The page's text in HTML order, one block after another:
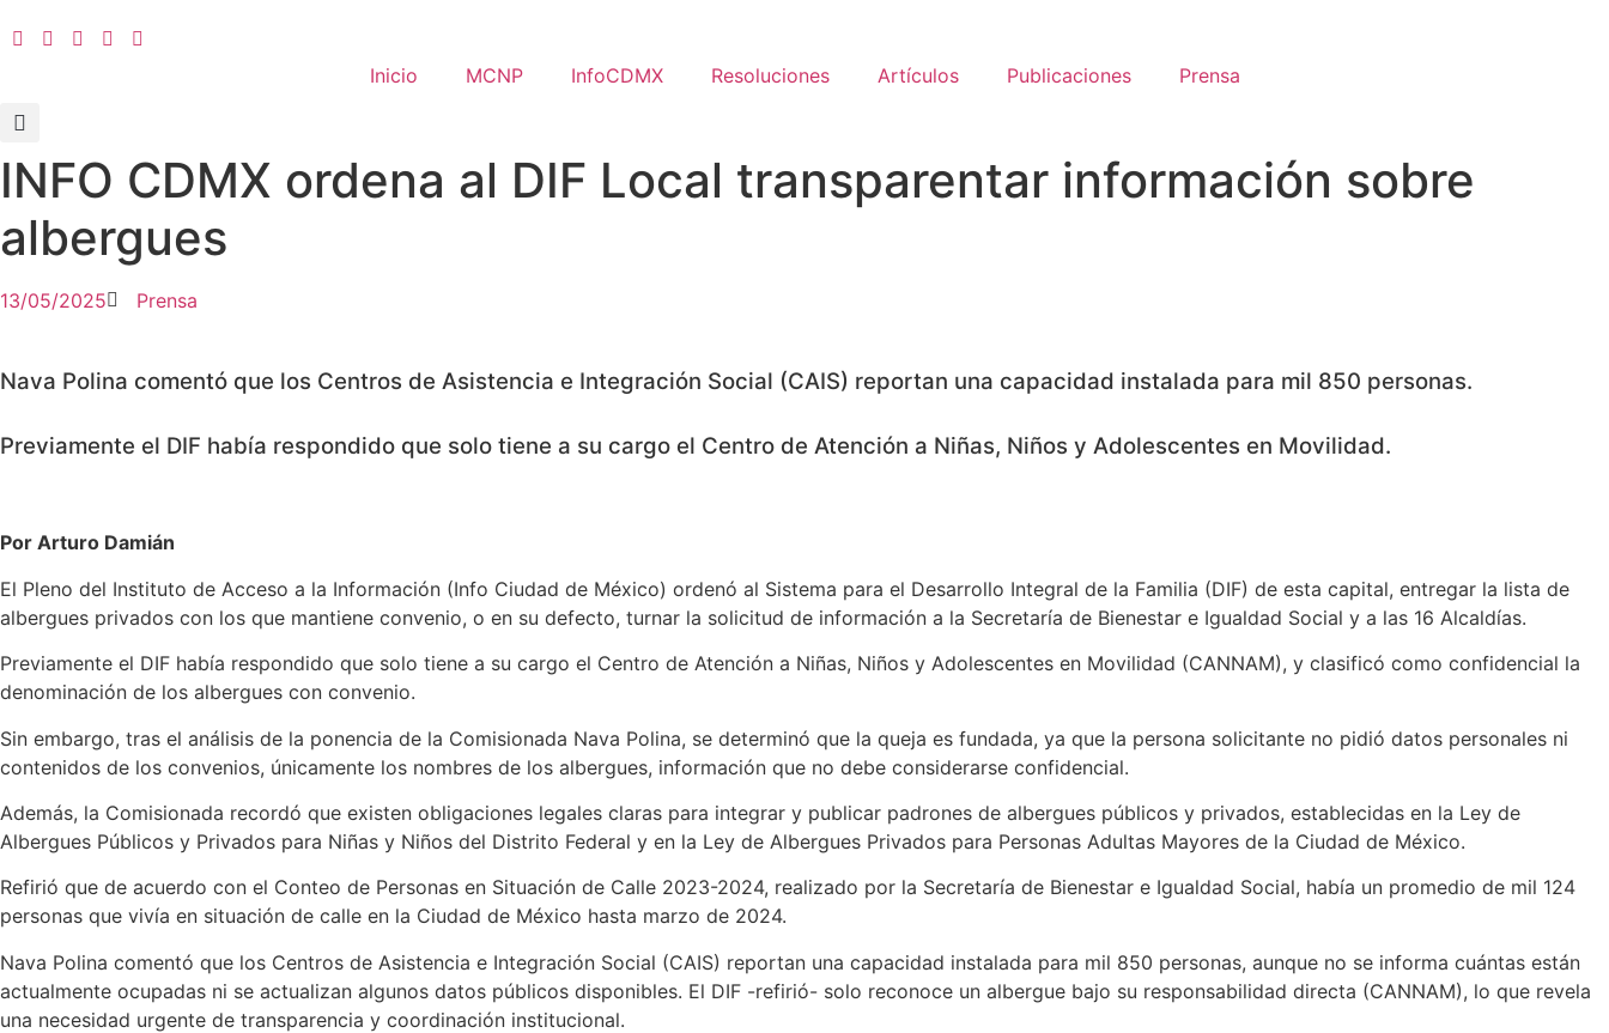
al
Inicio MCNP InfoCDMX Resoluciones Artículos Publicaciones Prensa
INFO CDMX ordena al DIF Local transparentar información sobre
albergues
13/05/2025 Prensa
Nava Polina comentó que los Centros de Asistencia e Integración Social (CAIS) reportan una capacidad instalada para mil 850 personas.
Previamente el DIF había respondido que solo tiene a su cargo el Centro de Atención a Niñas, Niños y Adolescentes en Movilidad.
Por Arturo Damián
El Pleno del Instituto de Acceso a la Información (Info Ciudad de México) ordenó al Sistema para el Desarrollo Integral de la Familia (DIF) de esta capital, entregar la lista de
albergues privados con los que mantiene convenio, o en su defecto, turnar la solicitud de información a la Secretaría de Bienestar e Igualdad Social y a las 16 Alcaldías.
Previamente el DIF había respondido que solo tiene a su cargo el Centro de Atención a Niñas, Niños y Adolescentes en Movilidad (CANNAM), y clasificó como confidencial la
denominación de los albergues con convenio.
Sin embargo, tras el análisis de la ponencia de la Comisionada Nava Polina, se determinó que la queja es fundada, ya que la persona solicitante no pidió datos personales ni
contenidos de los convenios, únicamente los nombres de los albergues, información que no debe considerarse confidencial.
Además, la Comisionada recordó que existen obligaciones legales claras para integrar y publicar padrones de albergues públicos y privados, establecidas en la Ley de
Albergues Públicos y Privados para Niñas y Niños del Distrito Federal y en la Ley de Albergues Privados para Personas Adultas Mayores de la Ciudad de México.
Refirió que de acuerdo con el Conteo de Personas en Situación de Calle 2023-2024, realizado por la Secretaría de Bienestar e Igualdad Social, había un promedio de mil 124
personas que vivía en situación de calle en la Ciudad de México hasta marzo de 2024.
Nava Polina comentó que los Centros de Asistencia e Integración Social (CAIS) reportan una capacidad instalada para mil 850 personas, aunque no se informa cuántas están
actualmente ocupadas ni se actualizan algunos datos públicos disponibles. El DIF -refirió- solo reconoce un albergue bajo su responsabilidad directa (CANNAM), lo que revela
una necesidad urgente de transparencia y coordinación institucional.